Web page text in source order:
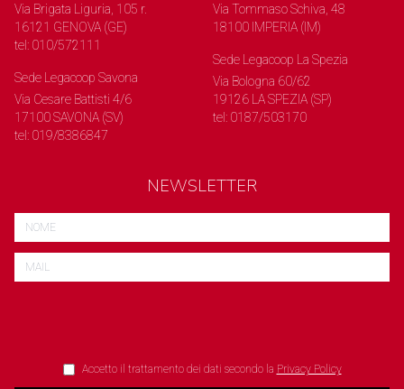
Via Brigata Liguria, 105 r.
16121 GENOVA (GE)
tel: 010/572111
Sede Legacoop Savona
Via Cesare Battisti 4/6
17100 SAVONA (SV)
tel: 019/8386847
Via Tommaso Schiva, 48
18100 IMPERIA (IM)
Sede Legacoop La Spezia
Via Bologna 60/62
19126 LA SPEZIA (SP)
tel: 0187/503170
NEWSLETTER
Accetto il trattamento dei dati secondo la Privacy Policy